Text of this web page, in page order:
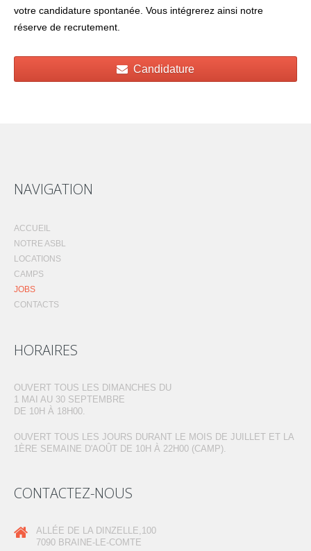
votre candidature spontanée. Vous intégrerez ainsi notre
réserve de recrutement.
Candidature
NAVIGATION
ACCUEIL
NOTRE ASBL
LOCATIONS
CAMPS
JOBS
CONTACTS
HORAIRES
OUVERT TOUS LES DIMANCHES DU
1 MAI AU 30 SEPTEMBRE
DE 10H À 18H00.
OUVERT TOUS LES JOURS DURANT LE MOIS DE JUILLET ET LA
1ÈRE SEMAINE D'AOÛT DE 10H À 22H00 (CAMP).
CONTACTEZ-NOUS
ALLÉE DE LA DINZELLE,100
7090 BRAINE-LE-COMTE